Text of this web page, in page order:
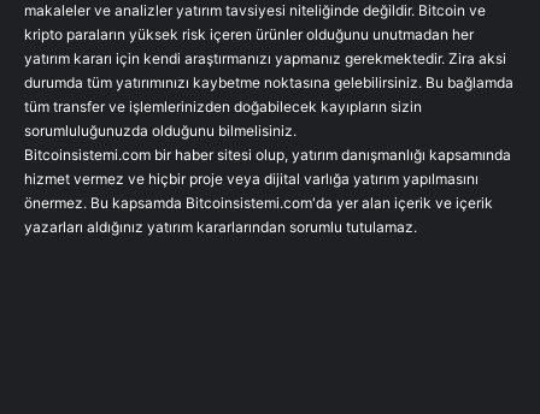
makaleler ve analizler yatırım tavsiyesi niteliğinde değildir. Bitcoin ve
kripto paraların yüksek risk içeren ürünler olduğunu unutmadan her
yatırım kararı için kendi araştırmanızı yapmanız gerekmektedir. Zira aksi
durumda tüm yatırımınızı kaybetme noktasına gelebilirsiniz. Bu bağlamda
tüm transfer ve işlemlerinizden doğabilecek kayıpların sizin
sorumluluğunuzda olduğunu bilmelisiniz.
Bitcoinsistemi.com bir haber sitesi olup, yatırım danışmanlığı kapsamında
hizmet vermez ve hiçbir proje veya dijital varlığa yatırım yapılmasını
önermez. Bu kapsamda Bitcoinsistemi.com'da yer alan içerik ve içerik
yazarları aldığınız yatırım kararlarından sorumlu tutulamaz.